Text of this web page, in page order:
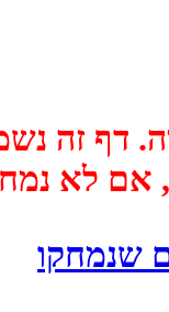
מכיוון
, אם לא
שנמחקו